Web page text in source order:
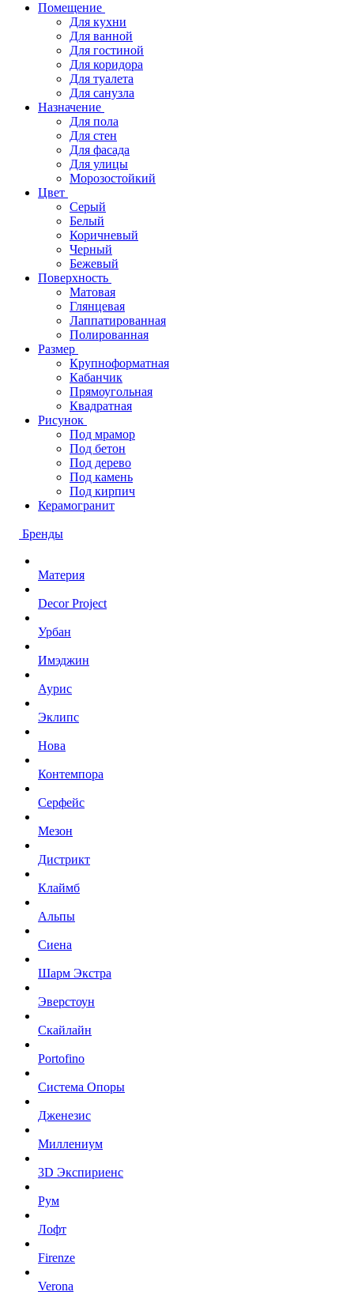
Помещение
Для кухни
Для ванной
Для гостиной
Для коридора
Для туалета
Для санузла
Назначение
Для пола
Для стен
Для фасада
Для улицы
Морозостойкий
Цвет
Серый
Белый
Коричневый
Черный
Бежевый
Поверхность
Матовая
Глянцевая
Лаппатированная
Полированная
Размер
Крупноформатная
Кабанчик
Прямоугольная
Квадратная
Рисунок
Под мрамор
Под бетон
Под дерево
Под камень
Под кирпич
Керамогранит
Бренды
Материя
Decor Project
Урбан
Имэджин
Аурис
Эклипс
Нова
Контемпора
Серфейс
Мезон
Дистрикт
Клаймб
Альпы
Сиена
Шарм Экстра
Эверстоун
Скайлайн
Portofino
Система Опоры
Дженезис
Миллениум
3D Экспириенс
Рум
Лофт
Firenze
Verona